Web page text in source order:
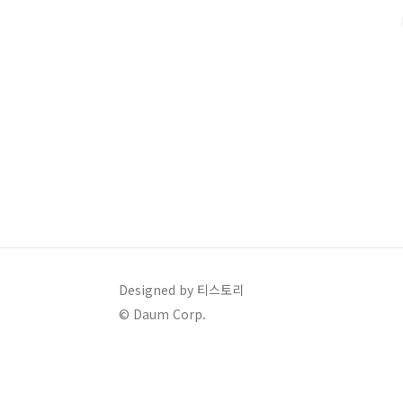
차세대 나라장터는 디지털 전환에 발맞춰 대대적인 개
Designed by 티스토리
© Daum Corp.